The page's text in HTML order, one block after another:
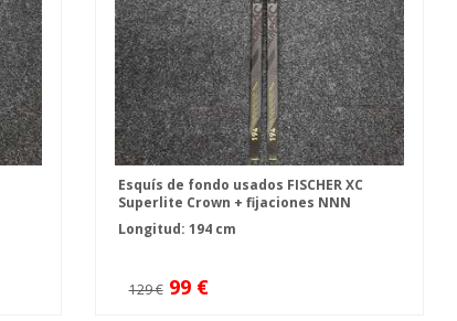
Esquís de fondo usados FISCHER XC
Superlite Crown + fijaciones NNN
Fischer Control
Longitud: 194 cm
129 € 99 €